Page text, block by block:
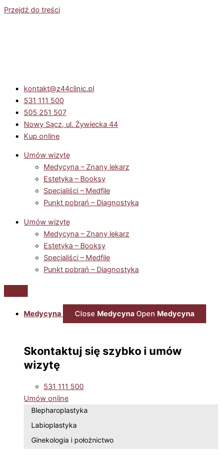
Przejdź do treści
kontakt@z44clinic.pl
531 111 500
505 251 507
Nowy Sącz, ul. Żywiecka 44
Kup online
Umów wizytę
Medycyna – Znany lekarz
Estetyka – Booksy
Specjaliści – Medfile
Punkt pobrań – Diagnostyka
Umów wizytę
Medycyna – Znany lekarz
Estetyka – Booksy
Specjaliści – Medfile
Punkt pobrań – Diagnostyka
Medycyna Close Medycyna Open Medycyna
Skontaktuj się szybko i umów
wizytę
531 111 500
Umów online
Blepharoplastyka
Labioplastyka
Ginekologia i położnictwo